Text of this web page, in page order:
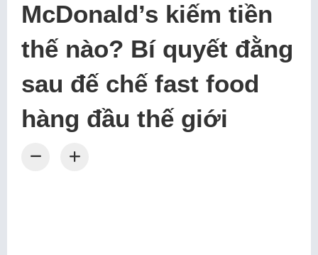
McDonald’s kiếm tiền
thế nào? Bí quyết đằng
sau đế chế fast food
hàng đầu thế giới